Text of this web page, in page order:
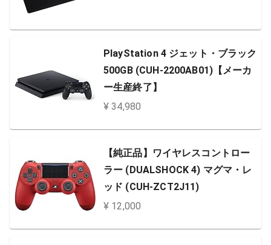
PlayStation 4 ジェット・ブラック
500GB (CUH-2200AB01)【メーカ
ー生産終了】
¥ 34,980
【純正品】ワイヤレスコントロー
ラー (DUALSHOCK 4) マグマ・レ
ッド (CUH-ZCT2J11)
¥ 12,000